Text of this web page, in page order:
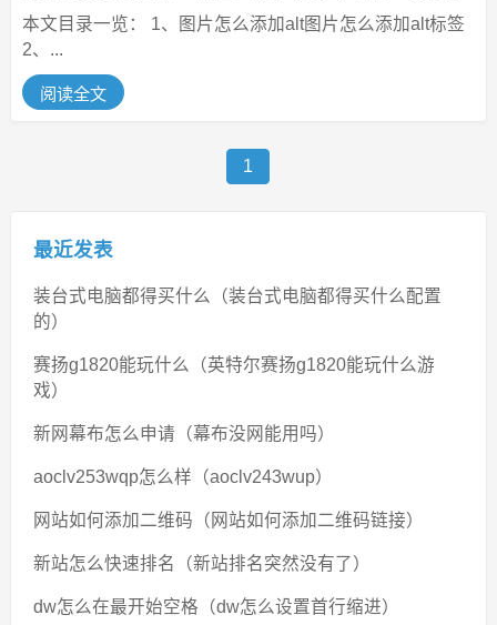
本文目录一览： 1、图片怎么添加alt图片怎么添加alt标签
2、...
阅读全文
1
最近发表
装台式电脑都得买什么（装台式电脑都得买什么配置
的）
赛扬g1820能玩什么（英特尔赛扬g1820能玩什么游
戏）
新网幕布怎么申请（幕布没网能用吗）
aoclv253wqp怎么样（aoclv243wup）
网站如何添加二维码（网站如何添加二维码链接）
新站怎么快速排名（新站排名突然没有了）
dw怎么在最开始空格（dw怎么设置首行缩进）